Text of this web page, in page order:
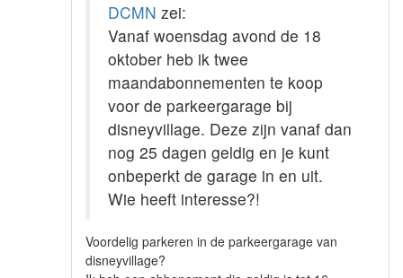
DCMN zei:
Vanaf woensdag avond de 18
oktober heb ik twee
maandabonnementen te koop
voor de parkeergarage bij
disneyvillage. Deze zijn vanaf dan
nog 25 dagen geldig en je kunt
onbeperkt de garage in en uit.
Wie heeft interesse?!
Voordelig parkeren in de parkeergarage van
disneyvillage?